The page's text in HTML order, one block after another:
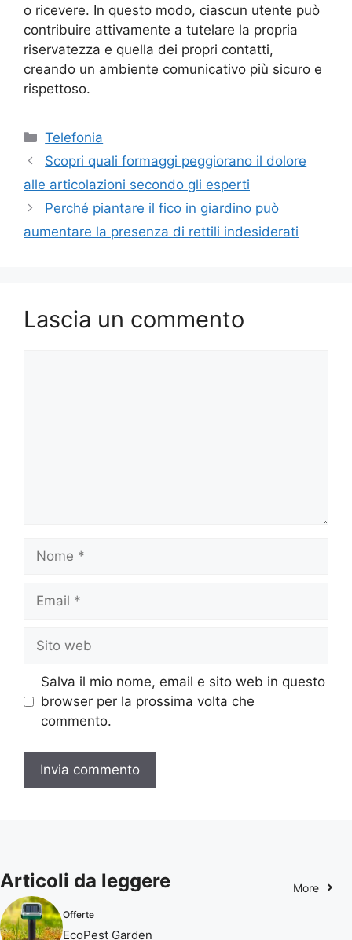
o ricevere. In questo modo, ciascun utente può
contribuire attivamente a tutelare la propria
riservatezza e quella dei propri contatti,
creando un ambiente comunicativo più sicuro e
rispettoso.
Categorie
Telefonia
Scopri quali formaggi peggiorano il dolore
alle articolazioni secondo gli esperti
Perché piantare il fico in giardino può
aumentare la presenza di rettili indesiderati
Lascia un commento
Nome
Email
Sito
web
Salva il mio nome, email e sito web in questo
browser per la prossima volta che
commento.
Articoli da leggere More
Offerte
EcoPest Garden